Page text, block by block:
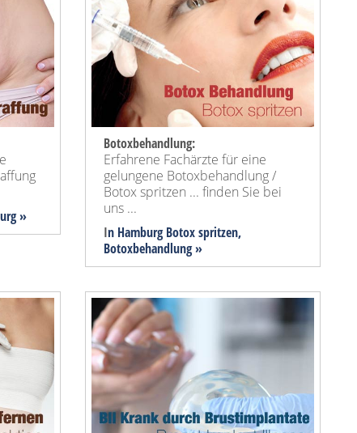
»
Botoxbehandlung:
Erfahrene Fachärzte für eine
gelungene Botoxbehandlung /
Botox spritzen ... finden Sie bei
uns ...
In Hamburg Botox spritzen,
Botoxbehandlung »